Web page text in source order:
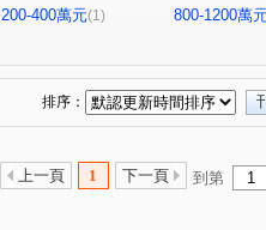
黎明路三段(1) 建國路(1)
市政
中山路一段(1) 安溪東路(1)
文
樹人一街 (1) 惠來路三段(1) 逢
200-400萬元(1)
800-1200萬
排序：
上一頁 1 下一頁 到第